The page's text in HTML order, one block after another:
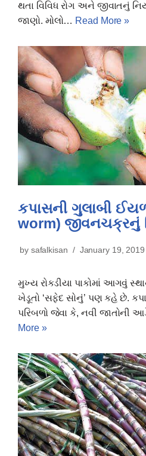
થતા વિવિધ રોગ અને જીવાતનું
જાણો. મોલો… Read More »
કપાસની ગુલાબી
worm) જીવનચક્રનું
by safalkisan January 19, 2019
મુખ્ય રોકડીયા પાકોમાં આગવું
ખેડૂતો ‘સફેદ સોનું’ પણ કહે છે.
પરિબળો જેવા કે, નવી જાતોની
More »